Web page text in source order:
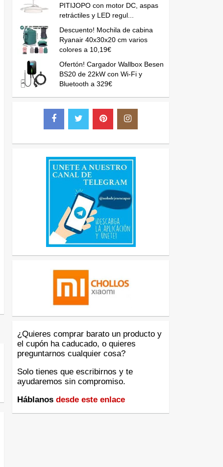
PITIJOPO con motor DC, aspas
retráctiles y LED regul...
Descuento! Mochila de cabina
Ryanair 40x30x20 cm varios
colores a 10,19€
Ofertón! Cargador Wallbox Besen
BS20 de 22kW con Wi-Fi y
Bluetooth a 329€
¿Quieres comprar barato un producto y
el cupón ha caducado, o quieres
preguntarnos cualquier cosa?
Solo tienes que escribirnos y te
ayudaremos sin compromiso.
Háblanos desde este enlace